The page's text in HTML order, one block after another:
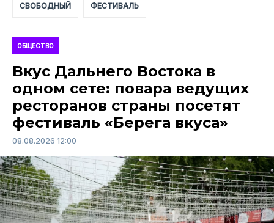
СВОБОДНЫЙ ФЕСТИВАЛЬ
ОБЩЕСТВО
Вкус Дальнего Востока в
одном сете: повара ведущих
ресторанов страны посетят
фестиваль «Берега вкуса»
08.08.2026 12:00